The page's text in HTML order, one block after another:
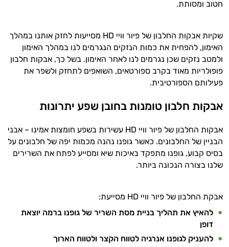
הנמכרים
ביותר
אבקות
חלבון
פאמפ
העלאת
אנרגיה
גופנית
טבעוניים
חטוב ומסותת.
שקיות אבקות החלבון של פיור וויי HD מסייעות לחזק אותנו במהלך
האימון, להפחית את כמות הנזקים הנגרמים לנו במהלך האימון
ולמטב נזקים שכן נגרמים לנו לאחר האימון. בשל כך, אבקות חלבון
פופולריות מאוד בקרב ספורטאים, השואפים לתחזק ולשפר את
פעילותם הספורטיבית.
אבקות חלבון טומנות בחובן שפע יתרונות
אבקות החלבון של פיור וויי HD עשירות בשפע חומצות אמינו – אבני
הבניין של החלבונים. כאשר גופנו נהנה מכמות יפה של חלבונים על
בסיס קבוע, גופנו מתפקד באיכות שיא ומסייע לפתח את השרירים
שלנו בצורה הנכונה ביותר.
אבקת החלבון של פיור וויי HD מסייעת:
להאיץ את תהליך בניית מסת השריר של גופנו ברמה יוצאת
דופן
להעניק לגופנו אנרגיה לטווח הקצר ולטווח הארוך